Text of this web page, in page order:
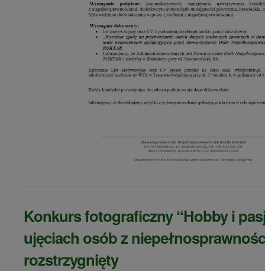
Konkurs fotograficzny “Hobby i
ujęciach osób z
rozstrzygnięty